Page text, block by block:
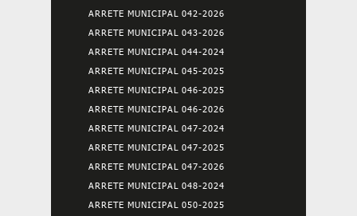
ARRETE MUNICIPAL 042-2026
ARRETE MUNICIPAL 043-2026
ARRETE MUNICIPAL 044-2024
ARRETE MUNICIPAL 045-2025
ARRETE MUNICIPAL 046-2025
ARRETE MUNICIPAL 046-2026
ARRETE MUNICIPAL 047-2024
ARRETE MUNICIPAL 047-2025
ARRETE MUNICIPAL 047-2026
ARRETE MUNICIPAL 048-2024
ARRETE MUNICIPAL 050-2025